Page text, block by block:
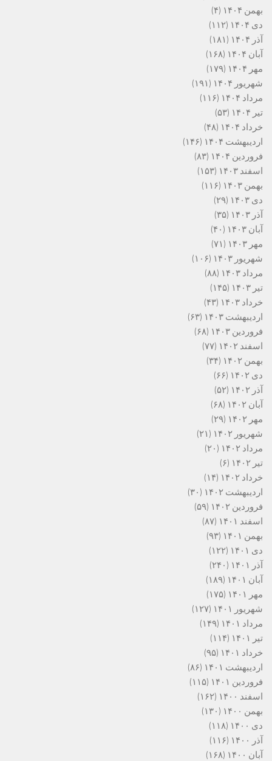
بهمن ۱۴۰۴
(۴)
دی ۱۴۰۴
(۱۱۲)
آذر ۱۴۰۴
(۱۸۱)
آبان ۱۴۰۴
(۱۶۸)
مهر ۱۴۰۴
(۱۷۹)
شهریور ۱۴۰۴
(۱۹۱)
مرداد ۱۴۰۴
(۱۱۶)
تیر ۱۴۰۴
(۵۳)
خرداد ۱۴۰۴
(۴۸)
اردیبهشت ۱۴۰۴
(۱۴۶)
فروردین ۱۴۰۴
(۸۳)
اسفند ۱۴۰۳
(۱۵۳)
بهمن ۱۴۰۳
(۱۱۶)
دی ۱۴۰۳
(۲۹)
آذر ۱۴۰۳
(۳۵)
آبان ۱۴۰۳
(۴۰)
مهر ۱۴۰۳
(۷۱)
شهریور ۱۴۰۳
(۱۰۶)
مرداد ۱۴۰۳
(۸۸)
تیر ۱۴۰۳
(۱۴۵)
خرداد ۱۴۰۳
(۴۳)
اردیبهشت ۱۴۰۳
(۶۳)
فروردین ۱۴۰۳
(۶۸)
اسفند ۱۴۰۲
(۷۷)
بهمن ۱۴۰۲
(۳۴)
دی ۱۴۰۲
(۶۶)
آذر ۱۴۰۲
(۵۲)
آبان ۱۴۰۲
(۶۸)
مهر ۱۴۰۲
(۲۹)
شهریور ۱۴۰۲
(۲۱)
مرداد ۱۴۰۲
(۲۰)
تیر ۱۴۰۲
(۶)
خرداد ۱۴۰۲
(۱۴)
اردیبهشت ۱۴۰۲
(۳۰)
فروردین ۱۴۰۲
(۵۹)
اسفند ۱۴۰۱
(۸۷)
بهمن ۱۴۰۱
(۹۳)
دی ۱۴۰۱
(۱۲۲)
آذر ۱۴۰۱
(۲۴۰)
آبان ۱۴۰۱
(۱۸۹)
مهر ۱۴۰۱
(۱۷۵)
شهریور ۱۴۰۱
(۱۲۷)
مرداد ۱۴۰۱
(۱۴۹)
تیر ۱۴۰۱
(۱۱۴)
خرداد ۱۴۰۱
(۹۵)
اردیبهشت ۱۴۰۱
(۸۶)
فروردین ۱۴۰۱
(۱۱۵)
اسفند ۱۴۰۰
(۱۶۲)
بهمن ۱۴۰۰
(۱۳۰)
دی ۱۴۰۰
(۱۱۸)
آذر ۱۴۰۰
(۱۱۶)
آبان ۱۴۰۰
(۱۶۸)